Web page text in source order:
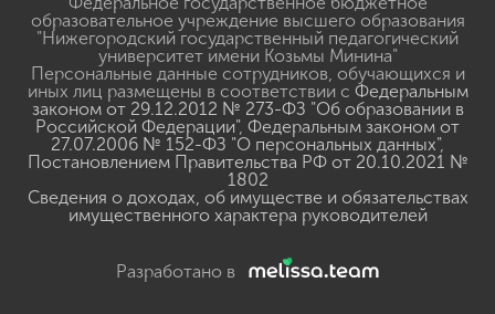
образовательное учреждение высшего образования
"Нижегородский государственный педагогический
университет имени Козьмы Минина"
Персональные данные сотрудников, обучающихся и
иных лиц размещены в соответствии с Федеральным
законом от 29.12.2012 № 273-ФЗ "Об образовании в
Российской Федерации", Федеральным законом от
27.07.2006 № 152-ФЗ "О персональных данных",
Постановлением Правительства РФ от 20.10.2021 №
1802
Сведения о доходах, об имуществе и обязательствах
имущественного характера руководителей
Разработано в